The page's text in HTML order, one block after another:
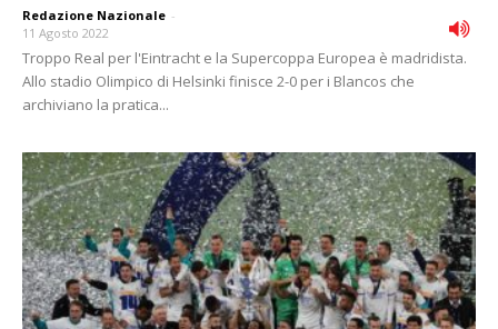
Redazione Nazionale -
11 Agosto 2022
Troppo Real per l'Eintracht e la Supercoppa Europea è madridista.
Allo stadio Olimpico di Helsinki finisce 2-0 per i Blancos che
archiviano la pratica...